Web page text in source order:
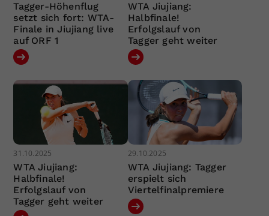
Tagger-Höhenflug
setzt sich fort: WTA-
Finale in Jiujiang live
auf ORF 1
WTA Jiujiang:
Halbfinale!
Erfolgslauf von
Tagger geht weiter
31.10.2025
WTA Jiujiang:
Halbfinale!
Erfolgslauf von
Tagger geht weiter
29.10.2025
WTA Jiujiang: Tagger
erspielt sich
Viertelfinalpremiere